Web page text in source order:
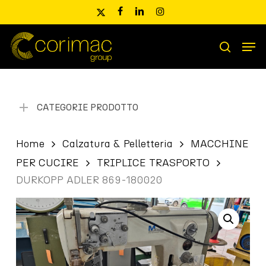
main
content
x-
facebooklinkedininstagram
Ricerca
prodotti
search
CATEGORIE PRODOTTO
Home Calzatura & Pelletteria
MACCHINE
PER CUCIRE
TRIPLICE TRASPORTO
DURKOPP ADLER 869-180020